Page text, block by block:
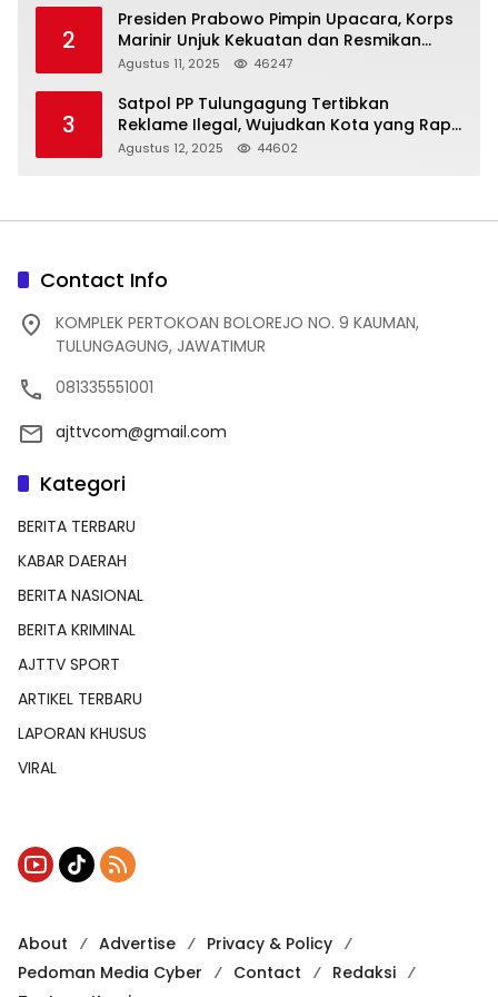
2
Presiden Prabowo Pimpin Upacara, Korps
Marinir Unjuk Kekuatan dan Resmikan
Struktur Baru
Agustus 11, 2025 46247
3
Satpol PP Tulungagung Tertibkan
Reklame Ilegal, Wujudkan Kota yang Rapi
dan Indah
Agustus 12, 2025 44602
Contact Info
KOMPLEK PERTOKOAN BOLOREJO NO. 9 KAUMAN,
TULUNGAGUNG, JAWATIMUR
081335551001
ajttvcom@gmail.com
Kategori
BERITA TERBARU
KABAR DAERAH
BERITA NASIONAL
BERITA KRIMINAL
AJTTV SPORT
ARTIKEL TERBARU
LAPORAN KHUSUS
VIRAL
About Advertise
Privacy & Policy
Pedoman Media Cyber
Contact
Redaksi